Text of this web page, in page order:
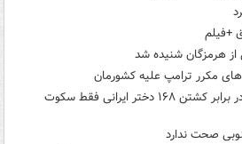
+فیلم
هرمزگان شنیده شد
مکرر ترامپ علیه کشورمان
مجری مشهور روسیه: اروپا در برابر کشتن ۱۶۸ دختر ایرانی فقط سکوت
صحت ندارد